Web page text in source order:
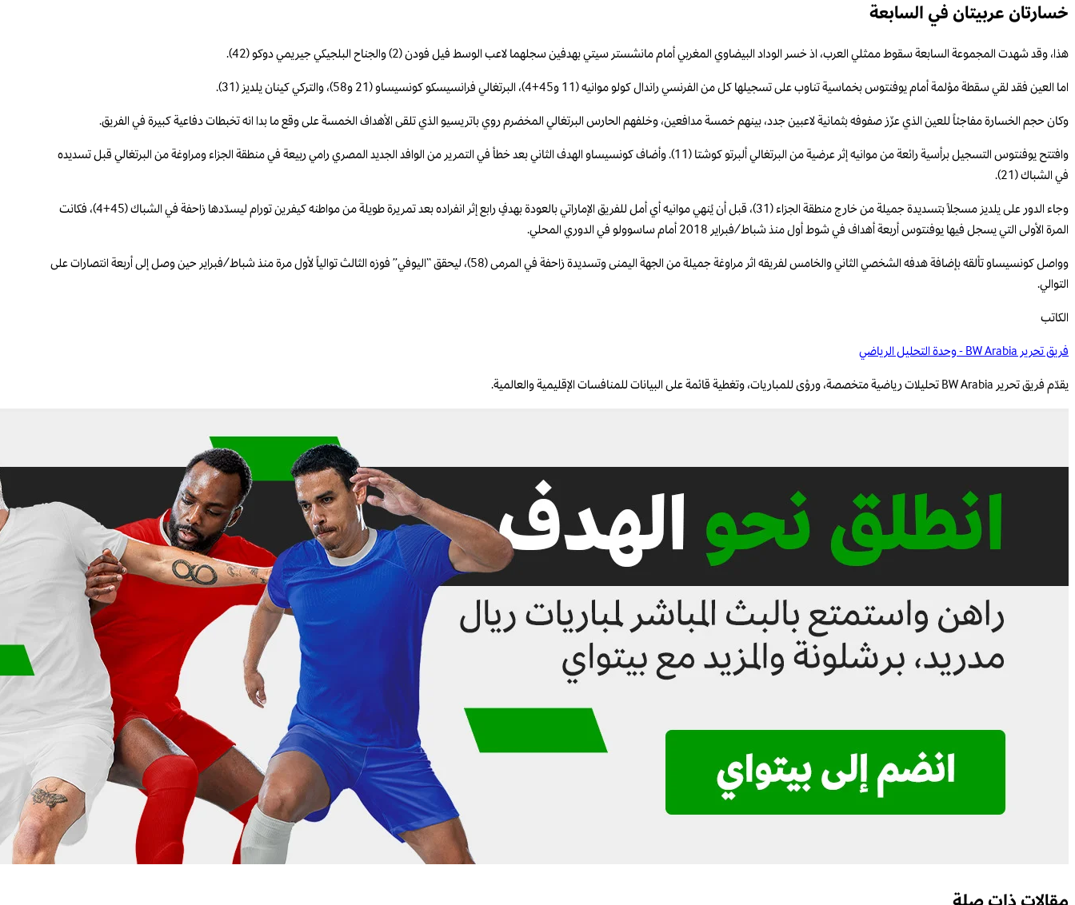
خسارتان عربيتان في السابعة
هذا، وقد شهدت المجموعة السابعة سقوط ممثلي العرب، اذ خسر الوداد البيضاوي المغربي أمام مانشستر سيتي بهدفين سجلهما لاعب الوسط فيل فودن (2) والجناح البلجيكي جيريمي دوكو (42).
اما العين فقد لقي سقطة مؤلمة أمام يوفنتوس بخماسية تناوب على تسجيلها كل من الفرنسي راندال كولو موانيه (11 و45+4)، البرتغالي فرانسيسكو كونسيساو (21 و58)، والتركي كينان يلديز (31).
وكان حجم الخسارة مفاجئاً للعين الذي عزّز صفوفه بثمانية لاعبين جدد، بينهم خمسة مدافعين، وخلفهم الحارس البرتغالي المخضرم روي باتريسيو الذي تلقى الأهداف الخمسة على وقع ما بدا انه تخبطات دفاعية كبيرة في الفريق.
وافتتح يوفنتوس التسجيل برأسية رائعة من موانيه إثر عرضية من البرتغالي ألبرتو كوشتا (11). وأضاف كونسيساو الهدف الثاني بعد خطأ في التمرير من الوافد الجديد المصري رامي ربيعة في منطقة الجزاء ومراوغة من البرتغالي قبل تسديده
في الشباك (21).
وجاء الدور على يلديز مسجلاً بتسديدة جميلة من خارج منطقة الجزاء (31)، قبل أن يُنهي موانيه أي أمل للفريق الإماراتي بالعودة بهدفٍ رابع إثر انفراده بعد تمريرة طويلة من مواطنه كيفرين تورام ليسدّدها زاحفة في الشباك (45+4)، فكانت
المرة الأولى التي يسجل فيها يوفنتوس أربعة أهداف في شوط أول منذ شباط/فبراير 2018 أمام ساسوولو في الدوري المحلي.
وواصل كونسيساو تألقه بإضافة هدفه الشخصي الثاني والخامس لفريقه اثر مراوغة جميلة من الجهة اليمنى وتسديدة زاحفة في المرمى (58)، ليحقق “اليوفي” فوزه الثالث توالياً لأول مرة منذ شباط/فبراير حين وصل إلى أربعة انتصارات على
التوالي.
الكاتب
فريق تحرير BW Arabia - وحدة التحليل الرياضي
يقدّم فريق تحرير BW Arabia تحليلات رياضية متخصصة، ورؤى للمباريات، وتغطية قائمة على البيانات للمنافسات الإقليمية والعالمية.